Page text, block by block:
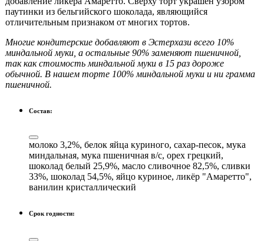
паутинки из бельгийского шоколада, являющийся
отличительным признаком от многих тортов.
Многие кондитерские добавляют в Эстерхази всего 10%
миндальной муки, а остальные 90% заменяют пшеничной,
так как стоимость миндальной муки в 15 раз дороже
обычной. В нашем торте 100% миндальной муки и ни грамма
пшеничной.
Состав:
молоко 3,2%, белок яйца куриного, сахар-песок, мука
миндальная, мука пшеничная в/с, орех грецкий,
шоколад белый 25,9%, масло сливочное 82,5%, сливки
33%, шоколад 54,5%, яйцо куриное, ликёр "Амаретто",
ванилин кристаллический
Срок годности: